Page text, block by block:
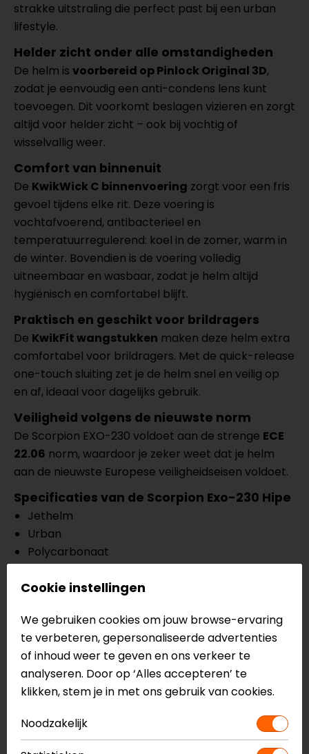
strakke uitstraling die perfect past bij een urban
lifestyle.
Helder zicht onder alle omstandigheden
De helm is voorbereid op Pinlock Original 3D,
zodat je eenvoudig een anti-condens lens kunt
toevoegen. Dit voorkomt beslagen vizieren en zorgt
altijd voor helder zicht – ook bij vochtig of
wisselvallig weer.
Comfort van binnenuit
De KwikWick C binnenvoering zorgt voor een fris
gevoel tijdens elke rit. Deze voering is
vochtafvoerend, antibacterieel en
temperatuurregulerend: koel in de zomer, warm in
de winter. Bovendien is de voering volledig
uitneembaar en wasbaar, zodat je helm altijd
hygiënisch en comfortabel blijft.
Praktisch en geschikt voor brildragers
De KwikFit wangstukken maken deze helm extra
comfortabel voor brildragers. Met de quick-release
one-touch sluiting zet je de helm snel en veilig op
en af, ideaal voor dagelijks gebruik.
Veiligheid volgens de nieuwste norm
De Scorpion EXO-230 voldoet aan de strenge ECE
22.06 norm, waardoor je zeker weet dat je helm
aan de nieuwste Europese veiligheidseisen voldoet.
Specificaties van de Scorpion Exo-230 Hipe
Jethelm
Urban
Polycarbonaat
Quick-release/One-touch snelsluiting
wasbaar
Kwikfit, geschikt voor brildragers
ECE 22.06
Meer informatie nodig?
Heb je meer informatie nodig over dit product?
Neem dancontact
met ons op of kom langs in één
vanonze winkelsin Breda, Capelle aan den IJssel,
Cookie instellingen
We gebruiken cookies om jouw browse-ervaring
te verbeteren, gepersonaliseerde advertenties
of inhoud weer te geven en ons verkeer te
analyseren. Door op ‘Alles accepteren’ te
klikken, stem je in met ons gebruik van cookies.
Noodzakelijk